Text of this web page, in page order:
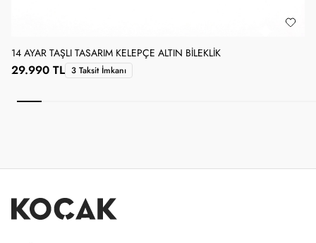
14 AYAR TAŞLI TASARIM KELEPÇE ALTIN BILEKLIK
29.990 TL 3 Taksit İmkanı